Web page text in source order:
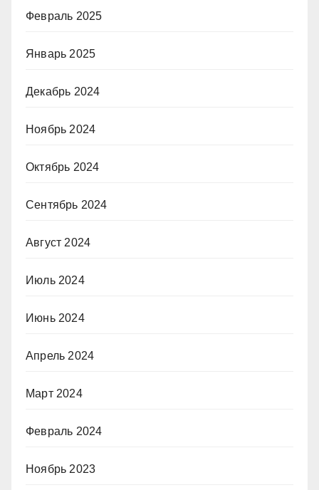
Февраль 2025
Январь 2025
Декабрь 2024
Ноябрь 2024
Октябрь 2024
Сентябрь 2024
Август 2024
Июль 2024
Июнь 2024
Апрель 2024
Март 2024
Февраль 2024
Ноябрь 2023